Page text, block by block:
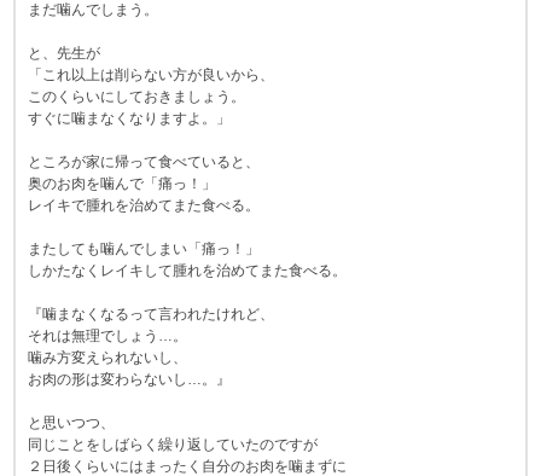
まだ噛んでしまう。
と、先生が
「これ以上は削らない方が良いから、
このくらいにしておきましょう。
すぐに噛まなくなりますよ。」
ところが家に帰って食べていると、
奥のお肉を噛んで「痛っ！」
レイキで腫れを治めてまた食べる。
またしても噛んでしまい「痛っ！」
しかたなくレイキして腫れを治めてまた食べる。
『噛まなくなるって言われたけれど、
それは無理でしょう…。
噛み方変えられないし、
お肉の形は変わらないし…。』
と思いつつ、
同じことをしばらく繰り返していたのですが
２日後くらいにはまったく自分のお肉を噛まずに